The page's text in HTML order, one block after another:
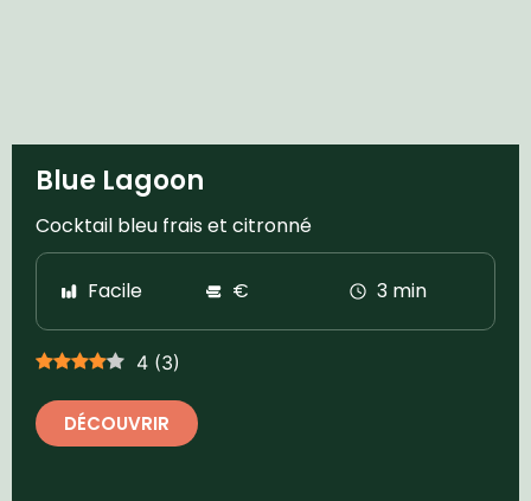
Blue Lagoon
Cocktail bleu frais et citronné
Facile € 3 min
4 (3)
DÉCOUVRIR